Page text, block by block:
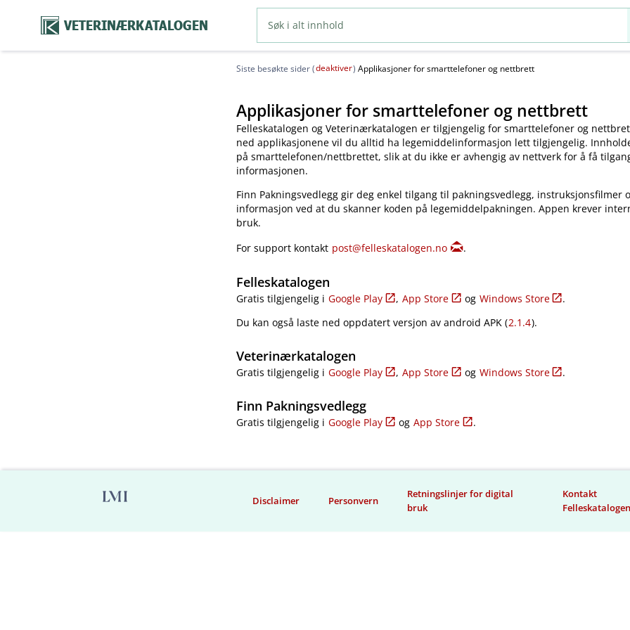
VETERINÆRKATALOGEN
Siste besøkte sider (deaktiver) Applikasjoner for smarttelefoner og nettbrett
Applikasjoner for smarttelefoner og nettbrett
Felleskatalogen og Veterinærkatalogen er tilgjengelig for smarttelefoner og
ned applikasjonene vil du alltid ha legemiddelinformasjon lett tilgjengelig.
på smarttelefonen​/​nettbrettet, slik at du ikke er avhengig av nettverk for å få
informasjonen.
Finn Pakningsvedlegg gir deg enkel tilgang til pakningsvedlegg, instruksjonsfilmer
informasjon ved at du skanner koden på legemiddelpakningen. Appen krever
bruk.
For support kontakt post@felleskatalogen.no .
Felleskatalogen
Gratis tilgjengelig i Google Play , App Store og Windows Store
.
Du kan også laste ned oppdatert versjon av android APK (2.1.4).
Veterinærkatalogen
Gratis tilgjengelig i Google Play , App Store og Windows Store .
Finn Pakningsvedlegg
Gratis tilgjengelig i Google Play og App Store .
Disclaimer Personvern
Retningslinjer for digital
bruk
Kontakt
Felleskatalogen